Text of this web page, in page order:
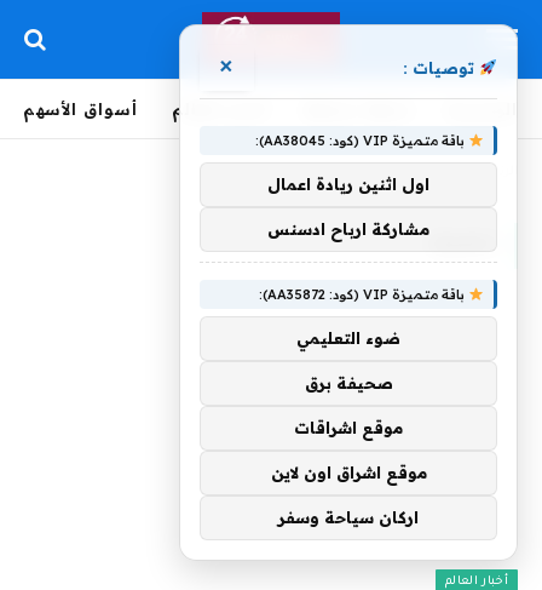
أخبار العالم أسواق الأسهم
لـصرف
أخبار العالم
توصيات : ×
باقة متميزة VIP (كود: AA38045):
اول اثنين ريادة اعمال
مشاركة ارباح ادسنس
باقة متميزة VIP (كود: AA35872):
ضوء التعليمي
صحيفة برق
موقع اشراقات
موقع اشراق اون لاين
اركان سياحة وسفر